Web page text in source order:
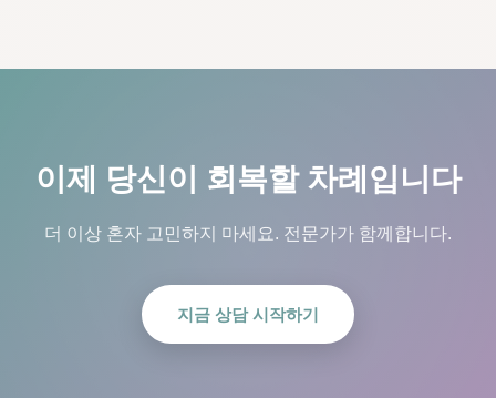
이제 당신이 회복할 차례입니다
더 이상 혼자 고민하지 마세요. 전문가가 함께합니다.
지금 상담 시작하기